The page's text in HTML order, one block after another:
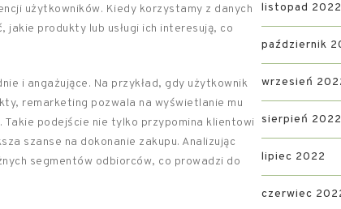
użytkowników. Kiedy korzystamy z danych
produkty lub usługi ich interesują, co
i angażujące. Na przykład, gdy użytkownik
remarketing pozwala na wyświetlanie mu
podejście nie tylko przypomina klientowi
szanse na dokonanie zakupu. Analizując
segmentów odbiorców, co prowadzi do
listopad 2022
październik
wrzesień
sierpień 2022
lipiec 2022
czerwiec